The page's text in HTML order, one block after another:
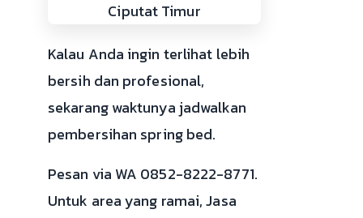
Kalau Anda ingin terlihat lebih
bersih dan profesional,
sekarang waktunya jadwalkan
pembersihan spring bed.
Pesan via WA 0852-8222-8771.
Untuk area yang ramai, Jasa